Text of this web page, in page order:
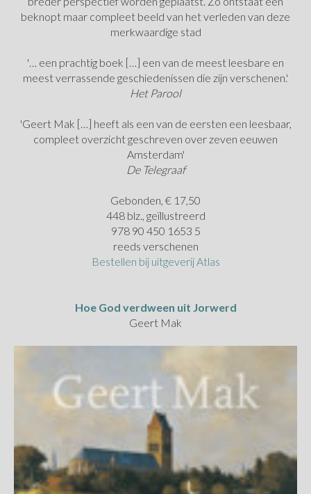
beknopt maar compleet beeld van het verleden van deze
merkwaardige stad
'… een prachtig boek […] een van de meest leesbare en
meest verrassende geschiedenissen die zijn verschenen.'
Het Parool
'Geert Mak […] heeft als een van de eersten een leesbaar,
compleet overzicht geschreven over zeven eeuwen
Amsterdam'
De Telegraaf
Gebonden, € 17,50
448 blz., geïllustreerd
978 90 450 1653 5
reeds verschenen
Bestellen bij uitgeverij Atlas
Hoe God verdween uit Jorwerd
Geert Mak